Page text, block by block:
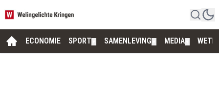
ECONOMIE SPORT SAMENLEVING MEDIA